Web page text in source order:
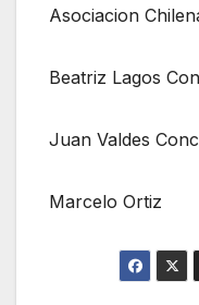
Asociacion
Beatriz Lagos
Juan Valdes
Marcelo Ortiz